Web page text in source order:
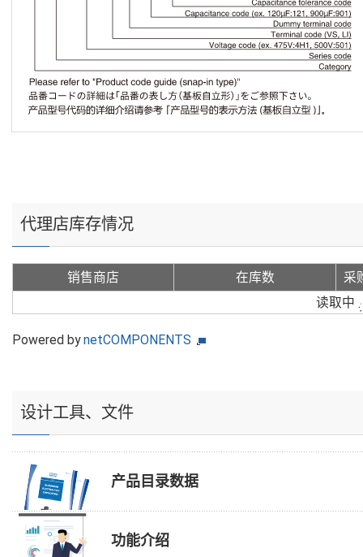
代理店库存情况
销售商店 在库数
采
读取中
Powered bynetCOMPONENTS
设计工具、文件
产品目录数据
功能介绍